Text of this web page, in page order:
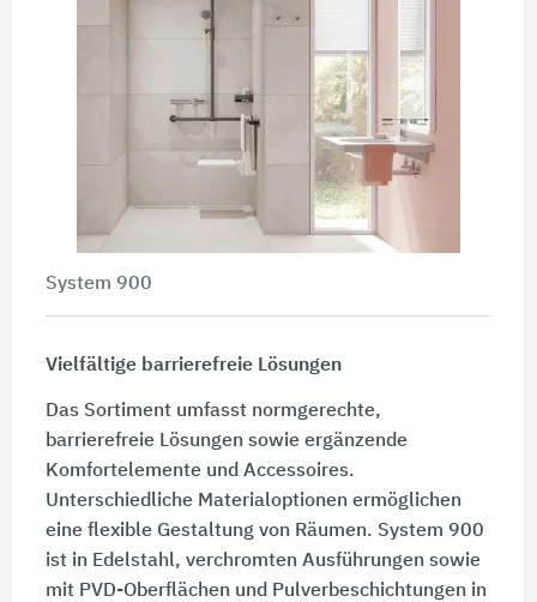
System 900
Vielfältige barrierefreie Lösungen
Das Sortiment umfasst normgerechte,
barrierefreie Lösungen sowie ergänzende
Komfortelemente und Accessoires.
Unterschiedliche Materialoptionen ermöglichen
eine flexible Gestaltung von Räumen. System 900
ist in Edelstahl, verchromten Ausführungen sowie
mit PVD-Oberflächen und Pulverbeschichtungen in